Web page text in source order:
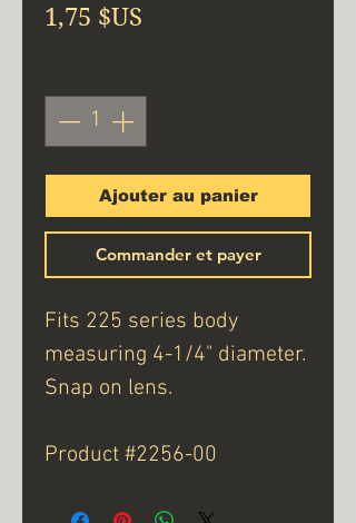
1,75 $US
Ajouter au panier
Commander et payer
Fits 225 series body
measuring 4-1/4" diameter.
Snap on lens.
Product #2256-00